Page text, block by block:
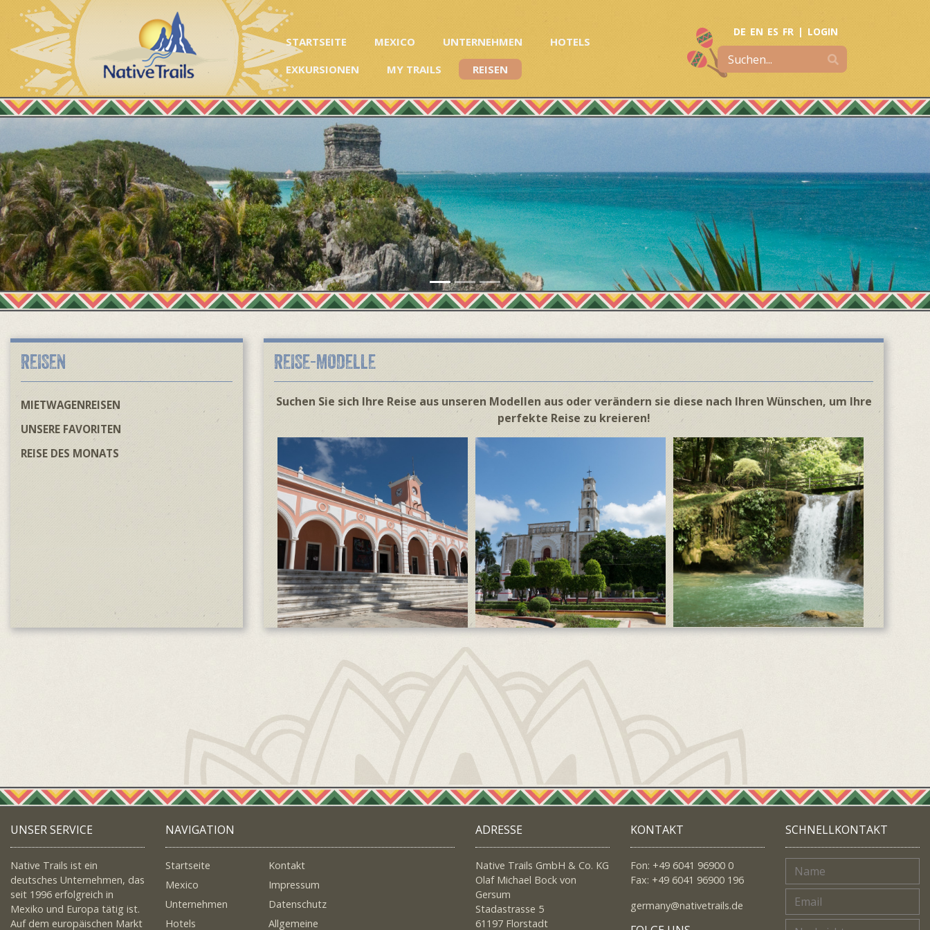
STARTSEITE MEXICO UNTERNEHMEN
HOTELS
EXKURSIONEN
MY TRAILS REISEN
DE EN ES FR | LOGIN
REISEN
MIETWAGENREISEN
UNSERE FAVORITEN
REISE DES MONATS
REISE-MODELLE
Suchen Sie sich Ihre Reise aus unseren Modellen aus oder verändern sie diese nach Ihren Wünschen, um Ihre
perfekte Reise zu kreieren!
UNSER SERVICE
Native Trails ist ein
deutsches Unternehmen, das
seit 1996 erfolgreich in
Mexiko und Europa tätig ist.
Auf dem europäischen Markt
NAVIGATION
Startseite
Mexico
Unternehmen
Hotels
Kontakt
Impressum
Datenschutz
Allgemeine
ADRESSE
Native Trails GmbH & Co. KG
Olaf Michael Bock von
Gersum
Stadastrasse 5
61197 Florstadt
KONTAKT
Fon: +49 6041 96900 0
Fax: +49 6041 96900 196
germany@nativetrails.de
SCHNELLKONTAKT